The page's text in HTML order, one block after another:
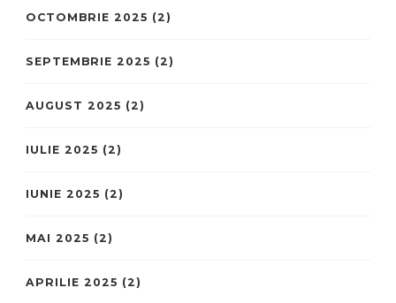
OCTOMBRIE 2025 (2)
SEPTEMBRIE 2025 (2)
AUGUST 2025 (2)
IULIE 2025 (2)
IUNIE 2025 (2)
MAI 2025 (2)
APRILIE 2025 (2)